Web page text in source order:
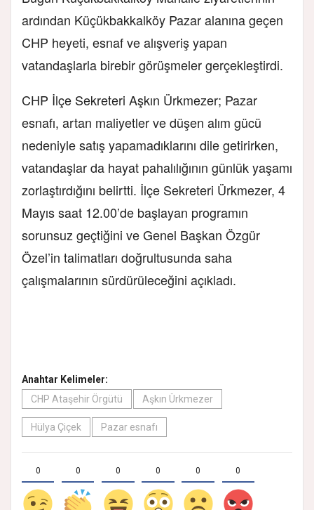
ardından Küçükbakkalköy Pazar alanına geçen
CHP heyeti, esnaf ve alışveriş yapan
vatandaşlarla birebir görüşmeler gerçekleştirdi.
CHP İlçe Sekreteri Aşkın Ürkmezer; Pazar
esnafı, artan maliyetler ve düşen alım gücü
nedeniyle satış yapamadıklarını dile getirirken,
vatandaşlar da hayat pahalılığının günlük yaşamı
zorlaştırdığını belirtti. İlçe Sekreteri Ürkmezer, 4
Mayıs saat 12.00’de başlayan programın
sorunsuz geçtiğini ve Genel Başkan Özgür
Özel’in talimatları doğrultusunda saha
çalışmalarının sürdürüleceğini açıkladı.
Anahtar Kelimeler:
CHP Ataşehir Örgütü
Aşkın Ürkmezer
Hülya Çiçek Pazar esnafı
0 0 0 0 0 0